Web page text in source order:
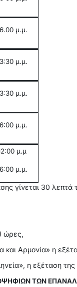
μ.μ.
μ.μ.
μ.μ.
μ.μ.
μ.μ
:00 μ.μ.
γίνεται 30
ώρες,
Αρμονία» η
η εξέταση
ΤΩΝ